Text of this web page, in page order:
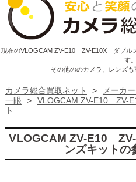
現在のVLOGCAM ZV-E10 ZV-E10X ダブル
す。
その他ののカメラ、レンズも
カメラ総合買取ネット > メーカ
一眼
>
VLOGCAM ZV-E10 ZV-
ト
VLOGCAM ZV-E10
ンズキットの